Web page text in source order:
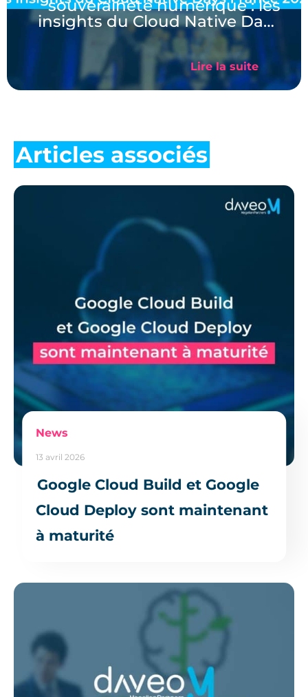
souveraineté numérique : les
insights du Cloud Native Days
France 2026
Lire la suite
Articles associés
News
13 avril 2026
Google Cloud Build et Google
Cloud Deploy sont maintenant
à maturité